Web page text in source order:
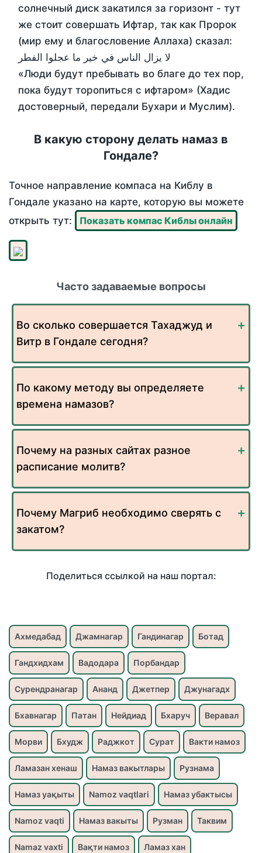
солнечный диск закатился за горизонт - тут
же стоит совершать Ифтар, так как Пророк
(мир ему и благословение Аллаха) сказал:
لا يزال الناس في خير ما عجلوا الفطر
«Люди будут пребывать во благе до тех пор,
пока будут торопиться с ифтаром» (Хадис
достоверный, передали Бухари и Муслим).
В какую сторону делать намаз в
Гондале?
Точное направление компаса на Киблу в
Гондале указано на карте, которую вы можете
открыть тут:
Показать компас Киблы онлайн
Часто задаваемые вопросы
Во сколько совершается Тахаджуд и
Витр в Гондале сегодня?
По какому методу вы определяете
времена намазов?
Почему на разных сайтах разное
расписание молитв?
Почему Магриб необходимо сверять с
закатом?
Поделиться ссылкой на наш портал:
Ахмедабад Джамнагар Гандинагар Ботад
Гандхидхам Вадодара Порбандар
Сурендранагар Ананд Джетпер Джунагадх
Бхавнагар Патан Нейдиад Бхаруч Веравал
Морви Бхудж Раджкот Сурат Вакти намоз
Ламазан хенаш Намаз вакытлары Рузнама
Намаз уақыты Namoz vaqtlari Намаз убактысы
Namoz vaqti Намаз вакыты Рузман Таквим
Namaz vaxti Вақти намоз Ламаз хан